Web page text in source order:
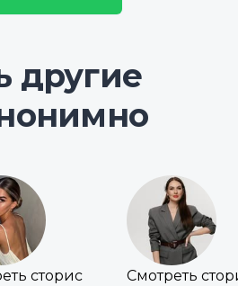
другие
сторис Смотреть